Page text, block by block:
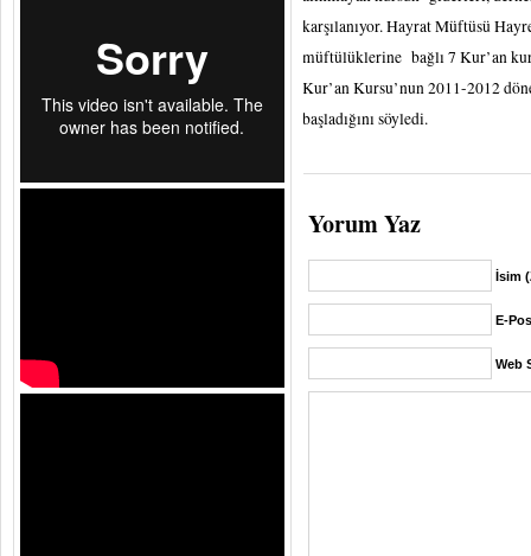
karşılanıyor. Hayrat Müftüsü
müftülüklerine bağlı 7 Kur’an
Kur’an Kursu’nun 2011-2012
başladığını söyledi.
Yorum Yaz
İsim
E-
Web